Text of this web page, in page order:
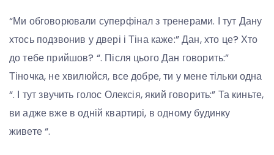
“Ми обговорювали суперфінал з тренерами. І тут Дану
хтось подзвонив у двері і Тіна каже:” Дан, хто це? Хто
до тебе прийшов? “. Після цього Дан говорить:”
Тіночка, не хвилюйся, все добре, ти у мене тільки одна
“. І тут звучить голос Олексія, який говорить:” Та киньте,
ви адже вже в одній квартирі, в одному будинку
живете “.